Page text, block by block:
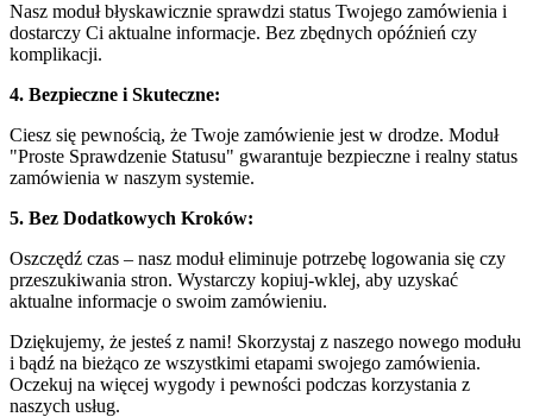
Nasz moduł błyskawicznie sprawdzi status Twojego zamówienia i
dostarczy Ci aktualne informacje. Bez zbędnych opóźnień czy
komplikacji.
4. Bezpieczne i Skuteczne:
Ciesz się pewnością, że Twoje zamówienie jest w drodze. Moduł
"Proste Sprawdzenie Statusu" gwarantuje bezpieczne i realny status
zamówienia w naszym systemie.
5. Bez Dodatkowych Kroków:
Oszczędź czas – nasz moduł eliminuje potrzebę logowania się czy
przeszukiwania stron. Wystarczy kopiuj-wklej, aby uzyskać
aktualne informacje o swoim zamówieniu.
Dziękujemy, że jesteś z nami! Skorzystaj z naszego nowego modułu
i bądź na bieżąco ze wszystkimi etapami swojego zamówienia.
Oczekuj na więcej wygody i pewności podczas korzystania z
naszych usług.